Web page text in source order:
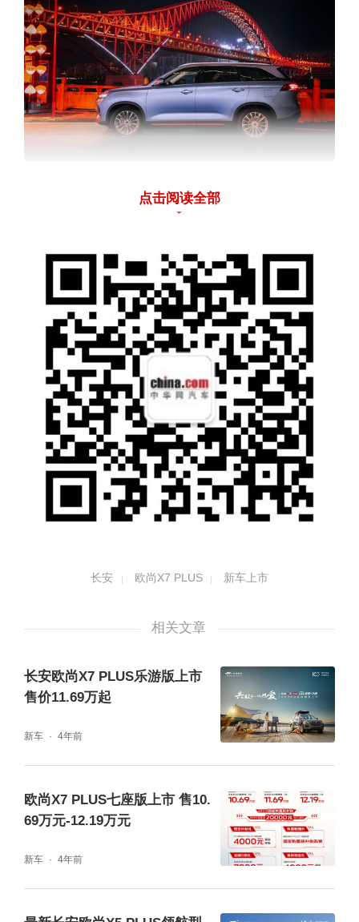
车身尺寸上，长安欧尚X7 PLUS的长宽高分别
m；在乘坐体感上，后排膝部空间可达140m
m，第二排为纯平地板，真正实现腿部自由；
同时，新车还采用了385L-885L可进化全场景
后备箱设计，开发出垂钓、露营、娱乐、商务
四大场景化模式应用，全面满足各类用户的使
用需求。
25寸液晶仪表盘高清双屏设计，提升了内饰的
科技氛围。在乘坐舒适性上，车内采用怀抱式
全触点软包设计，触手可及的地方大部分采用
软质材质包裹，为驾乘提供了更加舒适的出行
体验。
点击阅读全部
长安 欧尚X7 PLUS 新车上市
相关文章
长安欧尚X7 PLUS乐游版上市
售价11.69万起
新车 4年前
欧尚X7 PLUS七座版上市 售10.
69万元-12.19万元
新车 4年前